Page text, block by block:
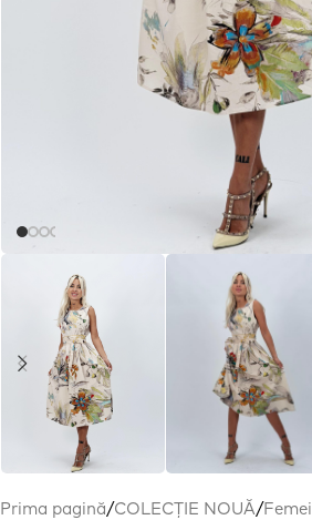
Prima pagină/COLECȚIE NOUĂ/Femei